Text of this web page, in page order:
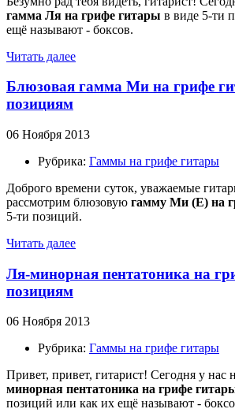
гамма Ля на грифе гитары в виде 5-ти
ещё называют - боксов.
Читать далее
Блюзовая гамма Ми на грифе
позициям
06 Ноября 2013
Рубрика: Гаммы на грифе гитары
Доброго времени суток, уважаемые
рассмотрим блюзовую гамму Ми (E) на
5-ти позиций.
Читать далее
Ля-минорная пентатоника на
позициям
06 Ноября 2013
Рубрика: Гаммы на грифе гитары
Привет, привет, гитарист! Сегодня у нас
минорная пентатоника на грифе
позиций или как их ещё называют -